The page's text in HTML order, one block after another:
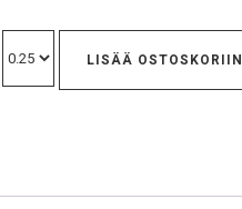
LISÄÄ OSTOSKORIIN